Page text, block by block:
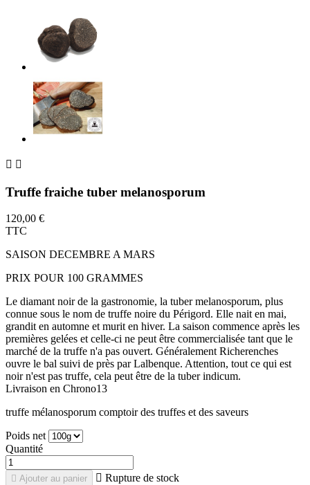
 
Truffe fraiche tuber melanosporum
120,00 €
TTC
SAISON DECEMBRE A MARS
PRIX POUR 100 GRAMMES
Le diamant noir de la gastronomie, la tuber melanosporum, plus
connue sous le nom de truffe noire du Périgord. Elle nait en mai,
grandit en automne et murit en hiver. La saison commence après les
premières gelées et celle-ci ne peut être commercialisée tant que le
marché de la truffe n'a pas ouvert. Généralement Richerenches
ouvre le bal suivi de près par Lalbenque. Attention, tout ce qui est
noir n'est pas truffe, cela peut être de la tuber indicum.
Livraison en Chrono13
truffe mélanosporum comptoir des truffes et des saveurs
Poids net
Quantité
 Ajouter au panier  Rupture de stock